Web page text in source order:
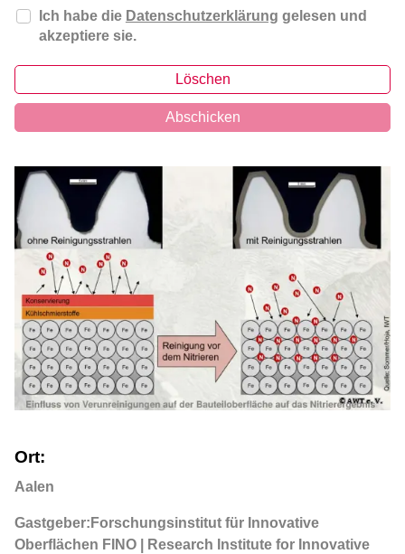
Ich habe die Datenschutzerklärung gelesen und
akzeptiere sie.
Löschen
Abschicken
Ort:
Aalen
Gastgeber:Forschungsinstitut für Innovative
Oberflächen FINO | Research Institute for Innovative